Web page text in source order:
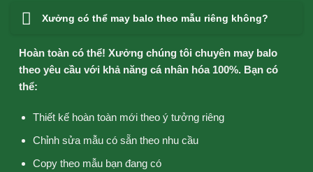
Xưởng có thể may balo theo mẫu riêng không?
Hoàn toàn có thể! Xưởng chúng tôi chuyên may balo
theo yêu cầu với khả năng cá nhân hóa 100%. Bạn có
thể:
Thiết kế hoàn toàn mới theo ý tưởng riêng
Chỉnh sửa mẫu có sẵn theo nhu cầu
Copy theo mẫu bạn đang có